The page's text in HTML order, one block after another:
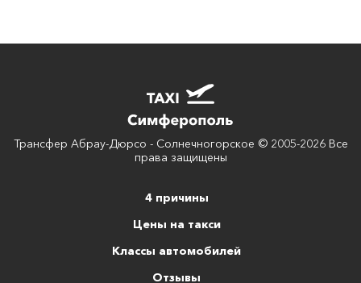
Трансфер Абрау-Дюрсо - Солнечногорское © 2005-2026 Все
права защищены
4 причины
Цены на такси
Классы автомобилей
Отзывы